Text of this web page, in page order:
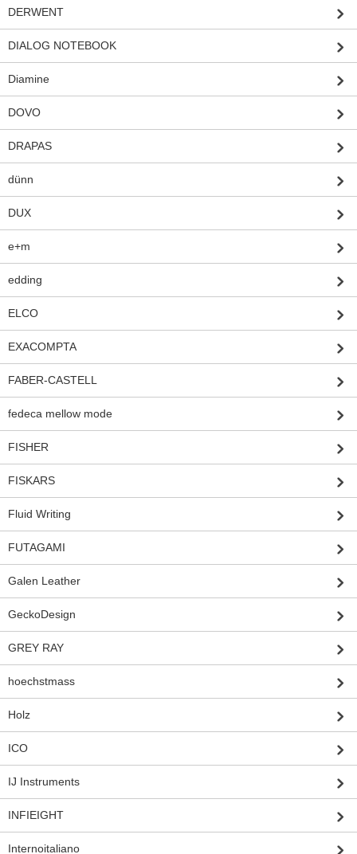
DERWENT
DIALOG NOTEBOOK
Diamine
DOVO
DRAPAS
dünn
DUX
e+m
edding
ELCO
EXACOMPTA
FABER-CASTELL
fedeca mellow mode
FISHER
FISKARS
Fluid Writing
FUTAGAMI
Galen Leather
GeckoDesign
GREY RAY
hoechstmass
Holz
ICO
IJ Instruments
INFIEIGHT
Internoitaliano